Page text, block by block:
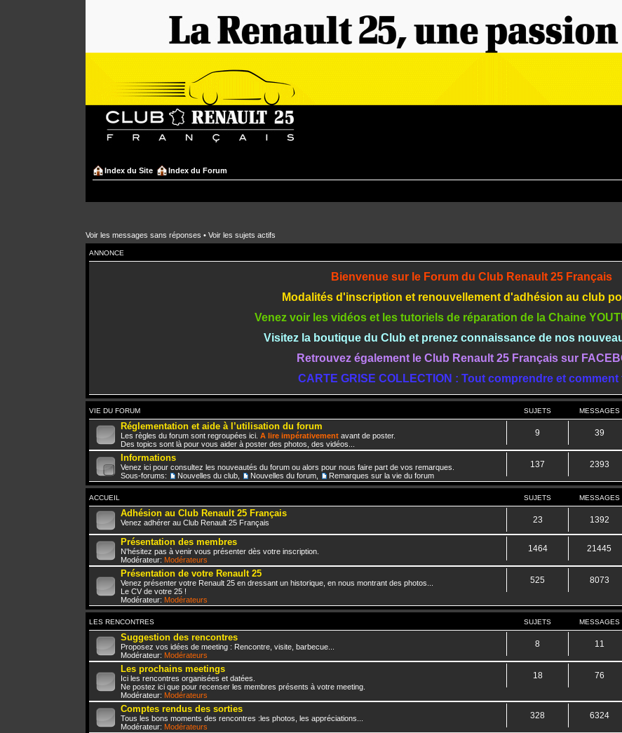
Index du Site Index du Forum
Voir les messages sans réponses • Voir les sujets actifs
ANNONCE
Bienvenue sur le Forum du Club Renault 25 Français
Modalités d'inscription et renouvellement d'adhésion au club
Venez voir les vidéos et les tutoriels de réparation de la Chaine
Visitez la boutique du Club et prenez connaissance de nos
Retrouvez également le Club Renault 25 Français sur
CARTE GRISE COLLECTION : Tout comprendre et comment
VIE DU FORUM SUJETS MESSAGES
Réglementation et aide à l’utilisation du forum
Les règles du forum sont regroupées ici. A lire impérativement avant de poster.
Des topics sont là pour vous aider à poster des photos, des vidéos...
9 39
Informations
Venez ici pour consultez les nouveautés du forum ou alors pour nous faire part de vos remarques.
Sous-forums:
Nouvelles du club Nouvelles du forum Remarques sur la vie du forum
137 2393
ACCUEIL SUJETS MESSAGES
Adhésion au Club Renault 25 Français
Venez adhérer au Club Renault 25 Français 23 1392
Présentation des membres
N'hésitez pas à venir vous présenter dès votre inscription.
Modérateur: Modérateurs
1464 21445
Présentation de votre Renault 25
Venez présenter votre Renault 25 en dressant un historique, en nous montrant des photos...
Le CV de votre 25 !
Modérateur: Modérateurs
525 8073
LES RENCONTRES SUJETS MESSAGES
Suggestion des rencontres
Proposez vos idées de meeting : Rencontre, visite, barbecue...
Modérateur: Modérateurs
8 11
Les prochains meetings
Ici les rencontres organisées et datées.
Ne postez ici que pour recenser les membres présents à votre meeting.
Modérateur: Modérateurs
18 76
Comptes rendus des sorties
Tous les bons moments des rencontres :les photos, les appréciations...
Modérateur: Modérateurs
328 6324